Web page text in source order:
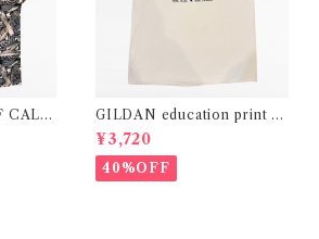
CALIF
shirt
GILDAN education print t-
shirt
¥3,720
40%OFF